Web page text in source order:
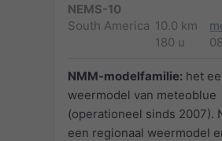
NEMS-10
South America 10.0 km
180 u
NMM-modelfamilie: het
weermodel van meteoblue
(operationeel sinds 2007).
een regionaal weermodel